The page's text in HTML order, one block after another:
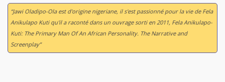
“Jawi Oladipo-Ola est d'origine nigeriane, il s'est passionné pour la vie de Fela
Anikulapo Kuti qu'il a raconté dans un ouvrage sorti en 2011, Fela Anikulapo-
Kuti: The Primary Man Of An African Personality. The Narrative and
Screenplay”